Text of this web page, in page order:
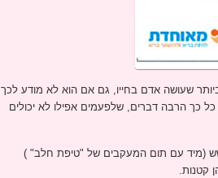
שעושה אדם בחייו, גם אם הוא לא מודע לכך
כך הרבה דברים, שלפעמים אפילו לא יכולים
שש (מיד עם תום המעקבים של "טיפת חלב" )
קטנות.